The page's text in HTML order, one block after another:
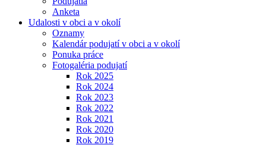
Anketa
Udalosti v obci a v okolí
Oznamy
Kalendár podujatí v obci a v okolí
Ponuka práce
Fotogaléria podujatí
Rok 2025
Rok 2024
Rok 2023
Rok 2022
Rok 2021
Rok 2020
Rok 2019